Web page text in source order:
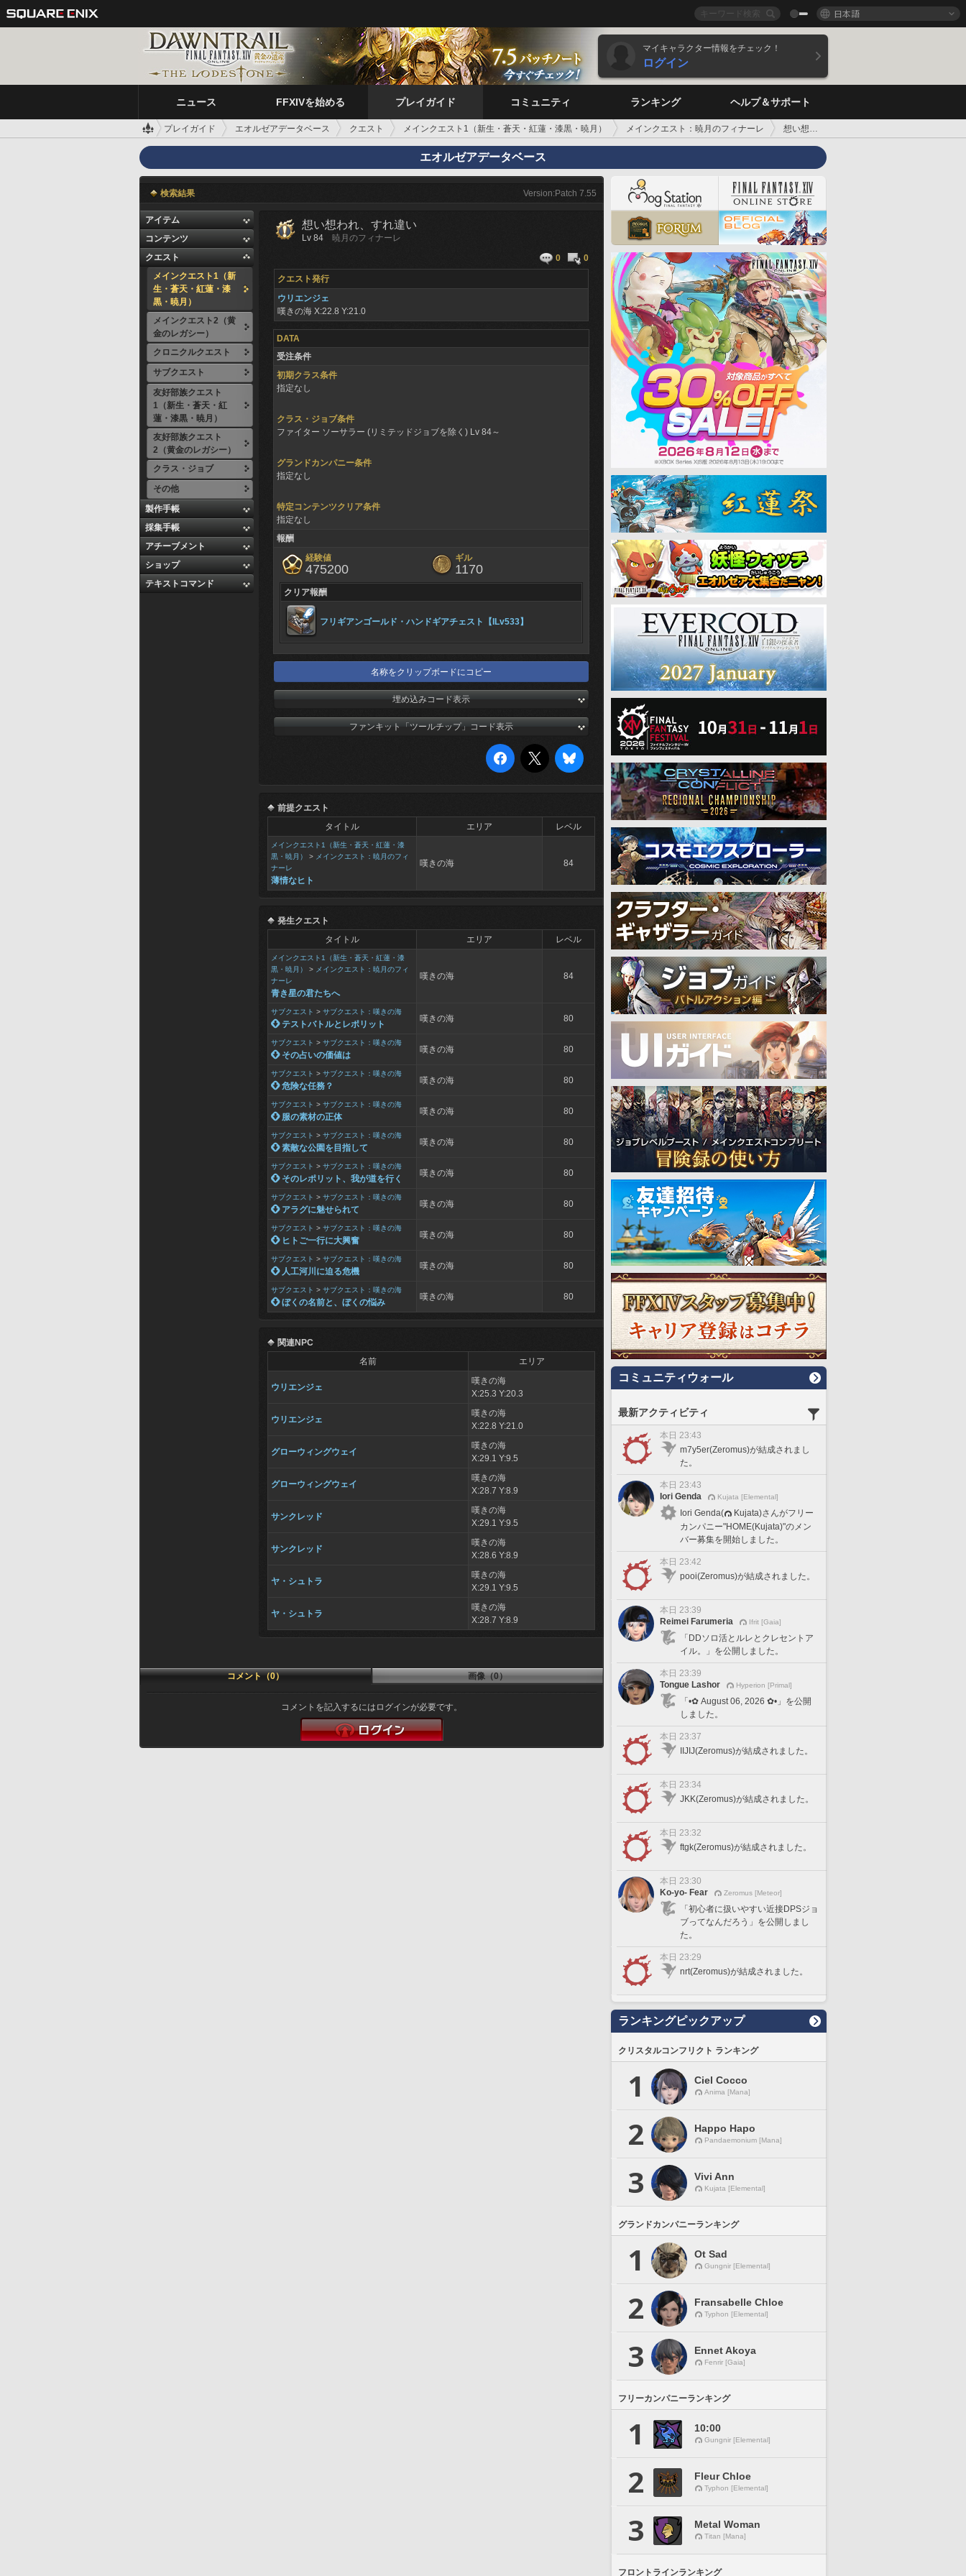
日本語
マイキャラクター情報をチェック！
ログイン
ニュース FFXIVを始める プレイガイド コミュニティ ランキング ヘルプ＆サポート
プレイガイド エオルゼアデータベース クエスト メインクエスト1（新生・蒼天・紅蓮・漆黒・暁月） メインクエスト：暁月のフィナーレ 想い想われ、すれ違い
エオルゼアデータベース
検索結果 Version:Patch 7.55
アイテム
コンテンツ
クエスト
メインクエスト1（新
生・蒼天・紅蓮・漆
黒・暁月）
メインクエスト2（黄
金のレガシー）
クロニクルクエスト
サブクエスト
友好部族クエスト
1（新生・蒼天・紅
蓮・漆黒・暁月）
友好部族クエスト
2（黄金のレガシー）
クラス・ジョブ
その他
製作手帳
採集手帳
アチーブメント
ショップ
テキストコマンド
想い想われ、すれ違い
Lv 84
暁月のフィナーレ
0
0
クエスト発行
ウリエンジェ
嘆きの海 X:22.8 Y:21.0
DATA
受注条件
初期クラス条件
指定なし
クラス・ジョブ条件
ファイター ソーサラー (リミテッドジョブを除く) Lv 84～
グランドカンパニー条件
指定なし
特定コンテンツクリア条件
指定なし
報酬
経験値
475200
ギル
1170
クリア報酬
フリギアンゴールド・ハンドギアチェスト【ILv533】
名称をクリップボードにコピー
埋め込みコード表示
ファンキット「ツールチップ」コード表示
前提クエスト
タイトル
エリア レベル
メインクエスト1（新生・蒼天・紅蓮・漆
黒・暁月）
> メインクエスト：暁月のフィ
ナーレ
薄情なヒト
嘆きの海 84
発生クエスト
タイトル
エリア レベル
メインクエスト1（新生・蒼天・紅蓮・漆
黒・暁月）
> メインクエスト：暁月のフィ
ナーレ
青き星の君たちへ
嘆きの海 84
サブクエスト > サブクエスト：嘆きの海
 テストバトルとレポリット
嘆きの海 80
サブクエスト > サブクエスト：嘆きの海
 その占いの価値は
嘆きの海 80
サブクエスト > サブクエスト：嘆きの海
 危険な任務？
嘆きの海 80
サブクエスト > サブクエスト：嘆きの海
 服の素材の正体
嘆きの海 80
サブクエスト > サブクエスト：嘆きの海
 素敵な公園を目指して
嘆きの海 80
サブクエスト > サブクエスト：嘆きの海
 そのレポリット、我が道を行く
嘆きの海 80
サブクエスト > サブクエスト：嘆きの海
 アラグに魅せられて
嘆きの海 80
サブクエスト > サブクエスト：嘆きの海
 ヒトご一行に大興奮
嘆きの海 80
サブクエスト > サブクエスト：嘆きの海
 人工河川に迫る危機
嘆きの海 80
サブクエスト > サブクエスト：嘆きの海
 ぼくの名前と、ぼくの悩み
嘆きの海 80
関連NPC
名前
エリア
ウリエンジェ
嘆きの海
X:25.3 Y:20.3
ウリエンジェ
嘆きの海
X:22.8 Y:21.0
グローウィングウェイ
嘆きの海
X:29.1 Y:9.5
グローウィングウェイ
嘆きの海
X:28.7 Y:8.9
サンクレッド
嘆きの海
X:29.1 Y:9.5
サンクレッド
嘆きの海
X:28.6 Y:8.9
ヤ・シュトラ
嘆きの海
X:29.1 Y:9.5
ヤ・シュトラ
嘆きの海
X:28.7 Y:8.9
コメント（0） 画像（0）
コメントを記入するにはログインが必要です。
コミュニティウォール
最新アクティビティ
本日 23:43
m7y5er(Zeromus)が結成されまし
た。
本日 23:43
Iori Genda
Kujata [Elemental]
Iori Genda(
Kujata)さんがフリー
カンパニー"HOME(Kujata)"のメン
バー募集を開始しました。
本日 23:42
pooi(Zeromus)が結成されました。
本日 23:39
Reimei Farumeria
Ifrit [Gaia]
「DDソロ活とルレとクレセントア
イル。」を公開しました。
本日 23:39
Tongue Lashor
Hyperion [Primal]
「•✿ August 06, 2026 ✿•」を公開
しました。
本日 23:37
IIJIJ(Zeromus)が結成されました。
本日 23:34
JKK(Zeromus)が結成されました。
本日 23:32
ftgk(Zeromus)が結成されました。
本日 23:30
Ko-yo- Fear
Zeromus [Meteor]
「初心者に扱いやすい近接DPSジョ
ブってなんだろう」を公開しまし
た。
本日 23:29
nrt(Zeromus)が結成されました。
ランキングピックアップ
クリスタルコンフリクト ランキング
1 Ciel Cocco
Anima [Mana]
2 Happo Hapo
Pandaemonium [Mana]
3 Vivi Ann
Kujata [Elemental]
グランドカンパニーランキング
1 Ot Sad
Gungnir [Elemental]
2 Fransabelle Chloe
Typhon [Elemental]
3 Ennet Akoya
Fenrir [Gaia]
フリーカンパニーランキング
1 10:00
Gungnir [Elemental]
2 Fleur Chloe
Typhon [Elemental]
3 Metal Woman
Titan [Mana]
フロントラインランキング